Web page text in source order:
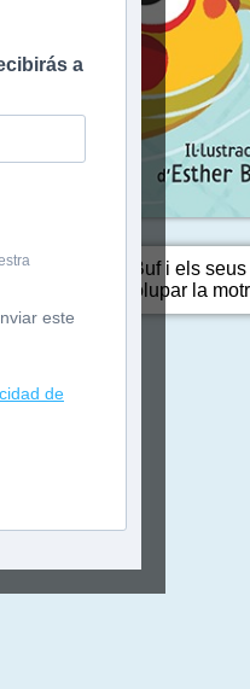
a
este
de
la piscina. En Buf i els
i desenvolupar la